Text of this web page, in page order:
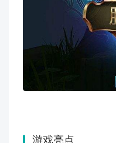
游戏亮点